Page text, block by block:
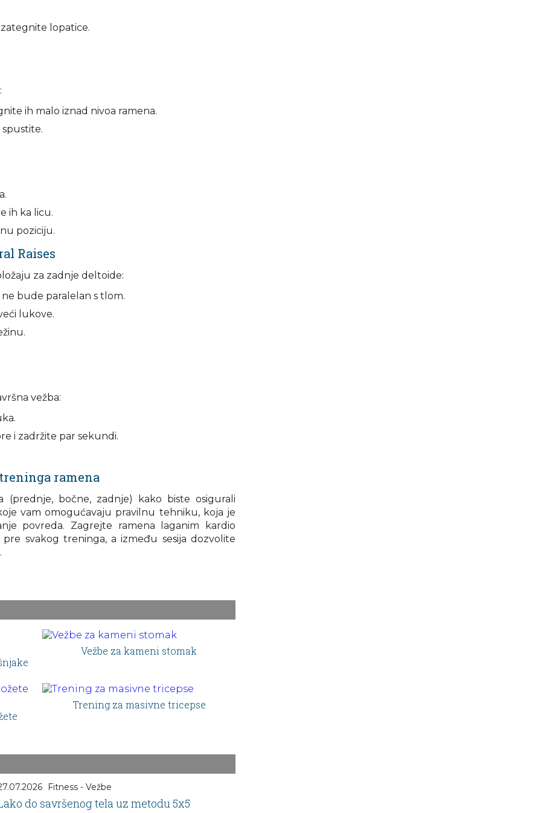
lopatice.
ih malo iznad nivoa ramena.
ih ka licu.
poziciju.
Raises
za zadnje deltoide:
bude paralelan s tlom.
lukove.
vežba:
i zadržite par sekundi.
ramena
(prednje, bočne, zadnje) kako biste osigurali
vam omogućavaju pravilnu tehniku, koja je
povreda. Zagrejte ramena laganim kardio
svakog treninga, a između sesija dozvolite
Vežbe za kameni stomak
Trening za masivne tricepse
Fitness - Vežbe
do savršenog tela uz metodu 5x5